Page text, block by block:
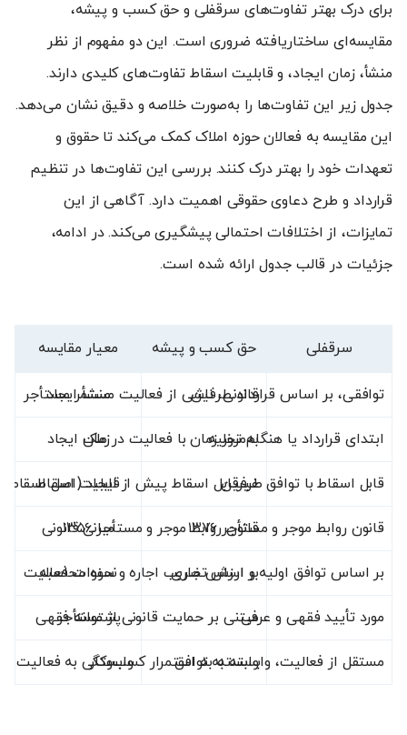
برای درک بهتر تفاوت‌های سرقفلی و حق کسب و پیشه،
مقایسه‌ای ساختاریافته ضروری است. این دو مفهوم از نظر
منشأ، زمان ایجاد، و قابلیت اسقاط تفاوت‌های کلیدی دارند.
جدول زیر این تفاوت‌ها را به‌صورت خلاصه و دقیق نشان می‌دهد.
این مقایسه به فعالان حوزه املاک کمک می‌کند تا حقوق و
تعهدات خود را بهتر درک کنند. بررسی این تفاوت‌ها در تنظیم
قرارداد و طرح دعاوی حقوقی اهمیت دارد. آگاهی از این
تمایزات، از اختلافات احتمالی پیشگیری می‌کند. در ادامه،
جزئیات در قالب جدول ارائه شده است.
سرقفلی حق کسب و پیشه معیار مقایسه
توافقی، بر اساس قرارداد طرفینقانونی، ناشی از فعالیت مستمر مستأجر
منشأ ایجاد
ابتدای قرارداد یا هنگام تخلیهبه‌مرور زمان با فعالیت در ملکزمان ایجاد
قابل اسقاط با توافق طرفینغیرقابل اسقاط پیش از ایجاد (اصل
قابلیت اسقاط
قانون روابط موجر و مستأجر ۱۳۷۶قانون روابط موجر و مستأجر ۱۳۵۶مبانی قانونی
بر اساس توافق اولیه و ارزش تجاریبر اساس ضریب اجاره و سنوات فعالیت
نحوه محاسبه
مورد تأیید فقهی و عرفیمبتنی بر حمایت قانونی از مستأجر
پشتوانه فقهی
مستقل از فعالیت، وابسته به توافقوابسته به استمرار کسب‌وکاروابستگی به فعالیت